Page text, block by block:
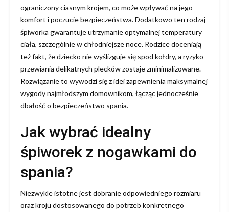
ograniczony ciasnym krojem, co może wpływać na jego
komfort i poczucie bezpieczeństwa. Dodatkowo ten rodzaj
śpiworka gwarantuje utrzymanie optymalnej temperatury
ciała, szczególnie w chłodniejsze noce. Rodzice doceniają
też fakt, że dziecko nie wyślizguje się spod kołdry, a ryzyko
przewiania delikatnych plecków zostaje zminimalizowane.
Rozwiązanie to wywodzi się z idei zapewnienia maksymalnej
wygody najmłodszym domownikom, łącząc jednocześnie
dbałość o bezpieczeństwo spania.
Jak wybrać idealny
śpiworek z nogawkami do
spania?
Niezwykle istotne jest dobranie odpowiedniego rozmiaru
oraz kroju dostosowanego do potrzeb konkretnego